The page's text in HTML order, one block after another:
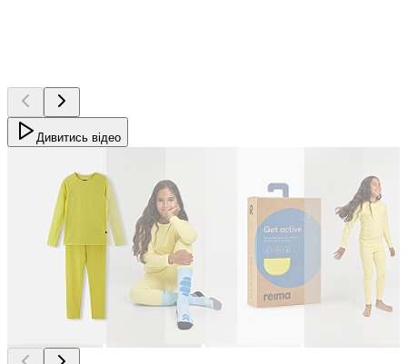
Дивитись відео